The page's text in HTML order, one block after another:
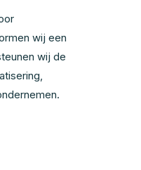
wij een
wij de